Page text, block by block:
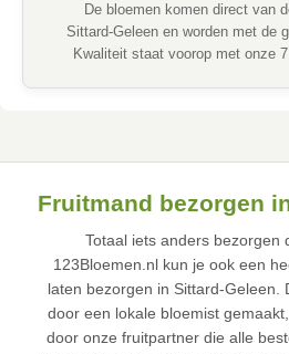
De bloemen komen direct van
Sittard-Geleen en worden met de
Kwaliteit staat voorop met onze
Fruitmand bezorgen
Totaal iets anders bezorgen
123Bloemen.nl kun je ook een
laten bezorgen in Sittard-Geleen.
door een lokale bloemist
door onze fruitpartner die alle